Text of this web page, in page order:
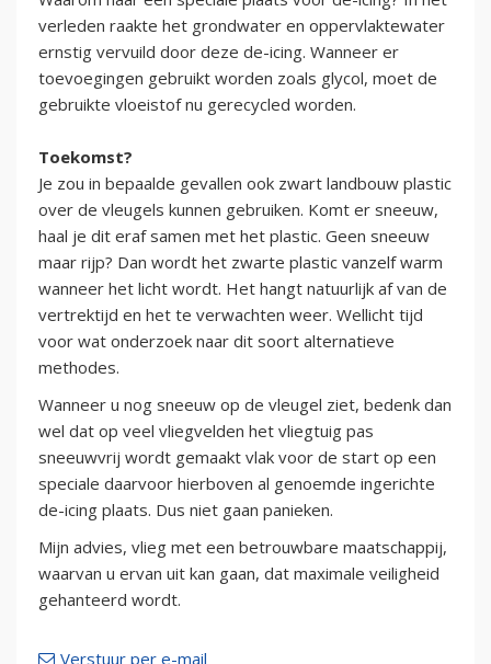
verleden raakte het grondwater en oppervlaktewater
ernstig vervuild door deze de-icing. Wanneer er
toevoegingen gebruikt worden zoals glycol, moet de
gebruikte vloeistof nu gerecycled worden.
Toekomst?
Je zou in bepaalde gevallen ook zwart landbouw plastic
over de vleugels kunnen gebruiken. Komt er sneeuw,
haal je dit eraf samen met het plastic. Geen sneeuw
maar rijp? Dan wordt het zwarte plastic vanzelf warm
wanneer het licht wordt. Het hangt natuurlijk af van de
vertrektijd en het te verwachten weer. Wellicht tijd
voor wat onderzoek naar dit soort alternatieve
methodes.
Wanneer u nog sneeuw op de vleugel ziet, bedenk dan
wel dat op veel vliegvelden het vliegtuig pas
sneeuwvrij wordt gemaakt vlak voor de start op een
speciale daarvoor hierboven al genoemde ingerichte
de-icing plaats. Dus niet gaan panieken.
Mijn advies, vlieg met een betrouwbare maatschappij,
waarvan u ervan uit kan gaan, dat maximale veiligheid
gehanteerd wordt.
Verstuur per e-mail